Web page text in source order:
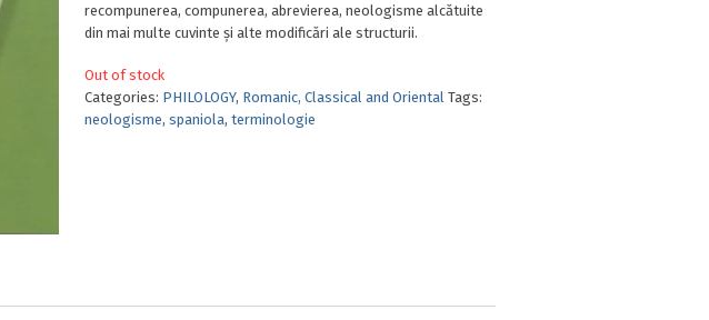
recompunerea, compunerea, abrevierea, neologisme alcătuite
din mai multe cuvinte și alte modificări ale structurii.
Out of stock
Categories: PHILOLOGY, Romanic, Classical and Oriental Tags:
neologisme, spaniola, terminologie